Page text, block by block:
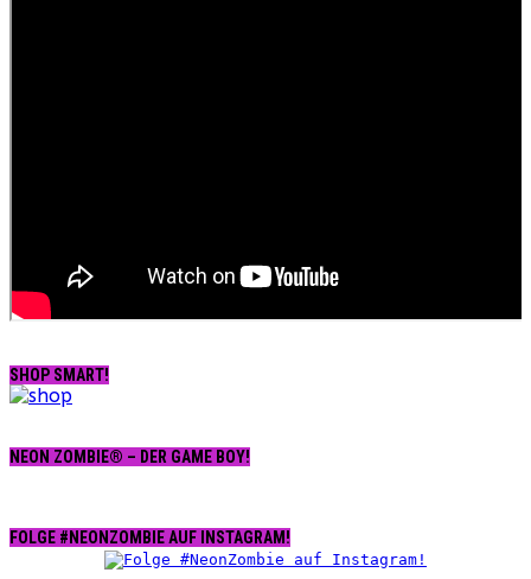
SHOP SMART!
NEON ZOMBIE® – DER GAME BOY!
FOLGE #NEONZOMBIE AUF INSTAGRAM!